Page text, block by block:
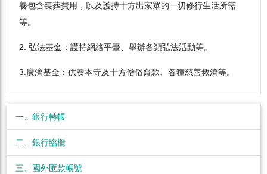
養包含喪葬費用，以及護持十方出家眾的一切修行生活所需
等。
2. 弘法基金：護持網絡平臺、舉辦各類弘法活動等。
3.廣濟基金：供養本寺及十方僧俗齋款、各種慈善救濟等。
一、銀行轉帳
二、銀行臨櫃
三、國外匯款帳號